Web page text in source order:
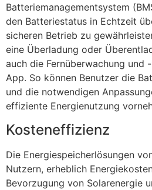
Batteriemanagementsystem
den Batteriestatus in Echtzeit
sicheren Betrieb zu
eine Überladung oder
auch die Fernüberwachung und
App. So können Benutzer die
und die notwendigen
effiziente Energienutzung
Kosteneffizienz
Die Energiespeicherlösungen
Nutzern, erheblich
Bevorzugung von Solarenergie